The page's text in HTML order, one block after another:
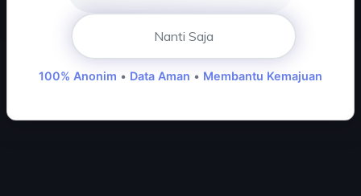
Nanti Saja
100% Anonim • Data Aman • Membantu Kemajuan